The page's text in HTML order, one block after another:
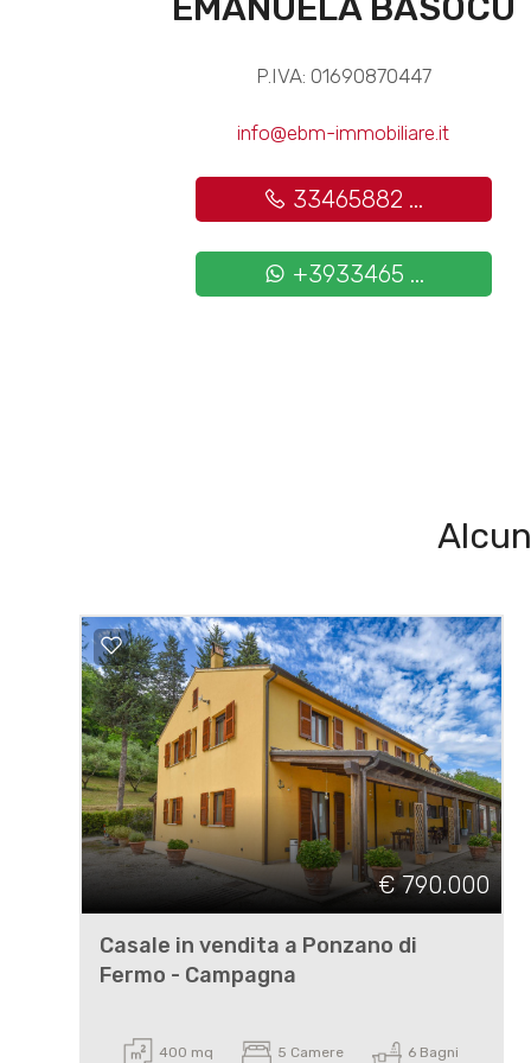
P.IVA: 01690870447
info@ebm-immobiliare.it
33465882 ...
+3933465 ...
€ 790.000
Casale in vendita a Ponzano di
Fermo - Campagna
400 mq 5 Camere 6 Bagni